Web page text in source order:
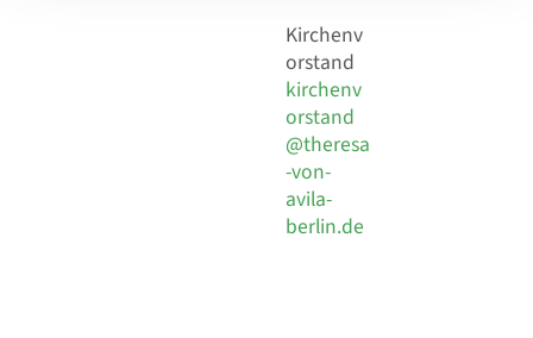
Kirchenv
orstand
kirchenv
orstand
@theresa
-von-
avila-
berlin.de